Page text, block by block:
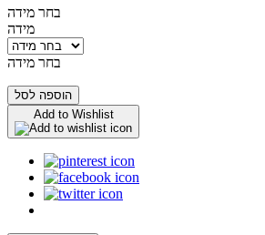
בחר מידה
מידה
בחר מידה
הוספה לסל
Add to Wishlist